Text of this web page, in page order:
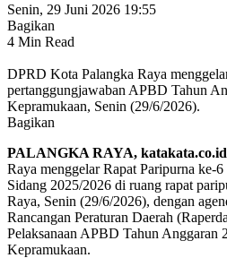
Senin, 29 Juni 2026 19:55
Bagikan
4 Min Read
DPRD Kota Palangka Raya
pertanggungjawaban APBD Tahun
Kepramukaan, Senin (29/6/2026).
Bagikan
PALANGKA RAYA, katakata.co.id
Raya menggelar Rapat Paripurna ke-
Sidang 2025/2026 di ruang rapat
Raya, Senin (29/6/2026), dengan
Rancangan Peraturan Daerah
Pelaksanaan APBD Tahun Anggaran
Kepramukaan.